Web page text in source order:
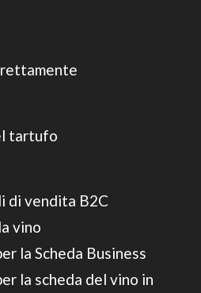
tartufo
di vendita B2C
vino
la Scheda Business
la scheda del vino in